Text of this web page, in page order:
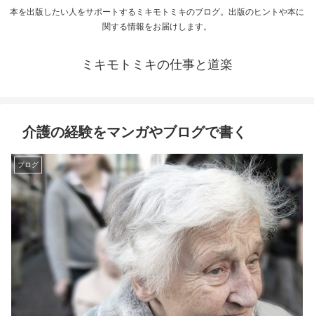
本を出版したい人をサポートするミキモトミキのブログ。出版のヒントや本に
関する情報をお届けします。
ミキモトミキの仕事と道楽
介護の経験をマンガやブログで書く
ブログ